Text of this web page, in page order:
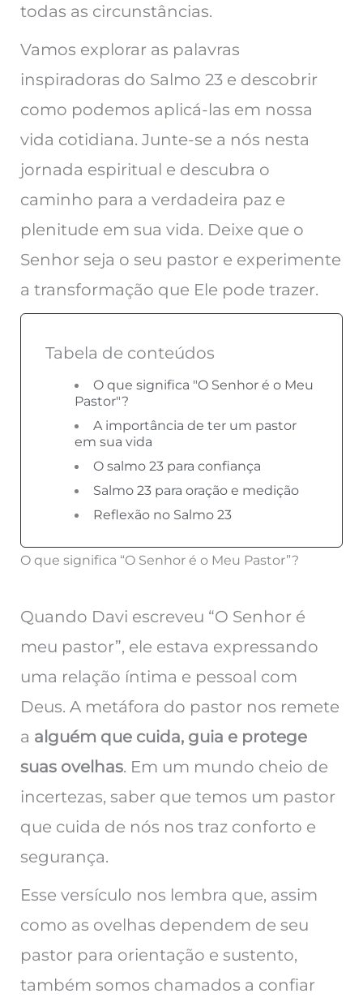
todas as circunstâncias.
Vamos explorar as palavras
inspiradoras do Salmo 23 e descobrir
como podemos aplicá-las em nossa
vida cotidiana. Junte-se a nós nesta
jornada espiritual e descubra o
caminho para a verdadeira paz e
plenitude em sua vida. Deixe que o
Senhor seja o seu pastor e experimente
a transformação que Ele pode trazer.
Tabela de conteúdos
O que significa "O Senhor é o Meu
Pastor"?
A importância de ter um pastor
em sua vida
O salmo 23 para confiança
Salmo 23 para oração e medição
Reflexão no Salmo 23
O que significa “O Senhor é o Meu Pastor”?
Quando Davi escreveu “O Senhor é
meu pastor”, ele estava expressando
uma relação íntima e pessoal com
Deus. A metáfora do pastor nos remete
a alguém que cuida, guia e protege
suas ovelhas. Em um mundo cheio de
incertezas, saber que temos um pastor
que cuida de nós nos traz conforto e
segurança.
Esse versículo nos lembra que, assim
como as ovelhas dependem de seu
pastor para orientação e sustento,
também somos chamados a confiar